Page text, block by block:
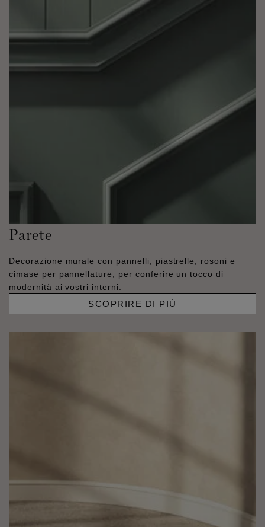
Parete
Decorazione murale con pannelli, piastrelle, rosoni e
cimase per pannellature, per conferire un tocco di
modernità ai vostri interni.
SCOPRIRE DI PIÙ